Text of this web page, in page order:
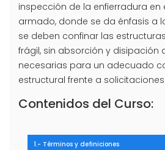
inspección de la enfierradura en
armado, donde se da énfasis a
se deben confinar las
frágil, sin absorción y disipación
necesarias para un adecuado
estructural frente a
Contenidos del Curso:
1.- Términos y definiciones